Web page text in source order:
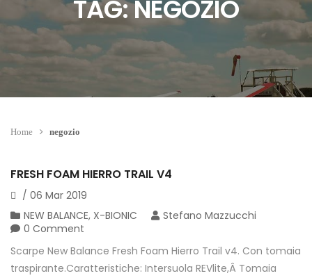
TAG:NEGOZIO
Home negozio
FRESH FOAM HIERRO TRAIL V4
/ 06 Mar 2019
NEW BALANCE, X-BIONIC
Stefano Mazzucchi
0 Comment
Scarpe New Balance Fresh Foam Hierro Trail v4. Con tomaia
traspirante.Caratteristiche: Intersuola REVlite,Â Tomaia